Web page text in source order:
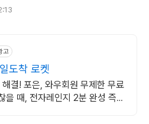
고
도착 로켓
결! 포은, 와우회원 무제한 무료
을 때, 전자레인지 2분 완성 즉석